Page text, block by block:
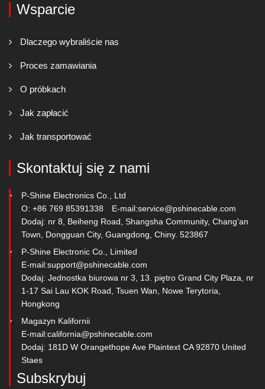
Wsparcie
Dlaczego wybraliście nas
Proces zamawiania
O próbkach
Jak zapłacić
Jak transportować
Skontaktuj się z nami
P-Shine Electronics Co., Ltd
O: +86 769 85391338
E-mail:service@pshinecable.com
Dodaj: nr 8, Beiheng Road, Shangsha Community, Chang'an
Town, Dongguan City, Guangdong, Chiny. 523867
P-Shine Electronic Co., Limited
E-mail:support@pshinecable.com
Dodaj: Jednostka biurowa nr 3, 13. piętro Grand City Plaza, nr
1-17 Sai Lau KOK Road, Tsuen Wan, Nowe Terytoria,
Hongkong
Magazyn Kalifornii
E-mail:california@pshinecable.com
Dodaj: 181D W Orangethope Ave Plaintext CA 92870 United
Staes
Subskrybuj